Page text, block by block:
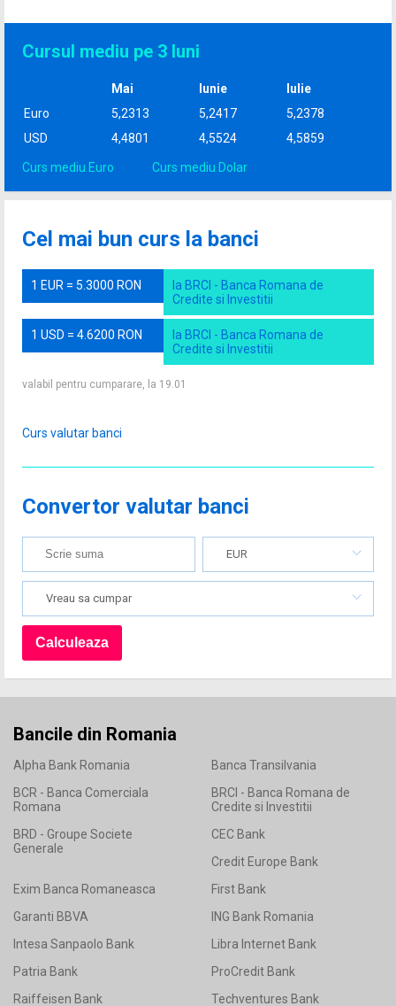
Cursul mediu pe 3 luni
Mai Iunie
Iulie
Euro
5,2313 5,2417
5,2378
USD
4,4801 4,5524 4,5859
Curs mediu Euro Curs mediu Dolar
Cel mai bun curs la banci
1 EUR = 5.3000 RON
la BRCI - Banca Romana de
Credite si Investitii
1 USD = 4.6200 RON
la BRCI - Banca Romana de
Credite si Investitii
valabil pentru cumparare, la 19.01
Curs valutar banci
Convertor valutar banci
EUR
Vreau sa cumpar
Bancile din Romania
Alpha Bank Romania
Banca Transilvania
BCR - Banca Comerciala
Romana
BRCI - Banca Romana de
Credite si Investitii
BRD - Groupe Societe
Generale
CEC Bank
Credit Europe Bank
Exim Banca Romaneasca
First Bank
Garanti BBVA
ING Bank Romania
Intesa Sanpaolo Bank
Libra Internet Bank
Patria Bank
ProCredit Bank
Raiffeisen Bank
Techventures Bank